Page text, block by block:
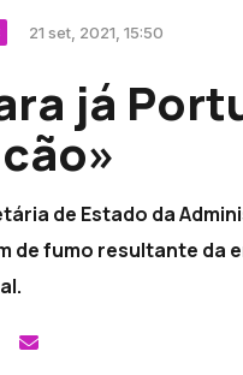
21 set, 2021, 15:50
já
de Estado da
de fumo resultante da